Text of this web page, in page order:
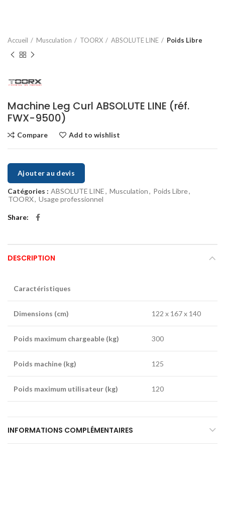
Accueil Musculation TOORX ABSOLUTE LINE Poids Libre
Machine Leg Curl ABSOLUTE LINE (réf.
FWX-9500)
Compare Add to wishlist
Ajouter au devis
Catégories : ABSOLUTE LINE, Musculation, Poids Libre,
TOORX, Usage professionnel
Share
DESCRIPTION
Caractéristiques
Dimensions (cm) 122 x 167 x 140
Poids maximum chargeable (kg) 300
Poids machine (kg) 125
Poids maximum utilisateur (kg) 120
INFORMATIONS COMPLÉMENTAIRES